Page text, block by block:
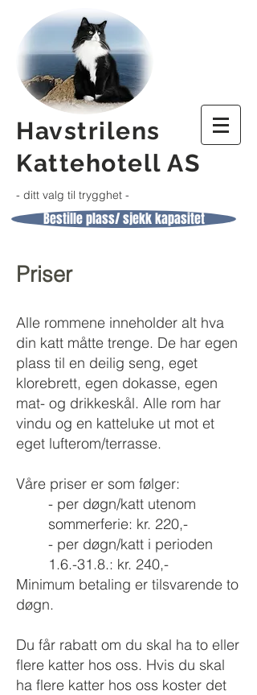
Havstrilens
Kattehotell AS
- ditt valg til trygghet -
Bestille plass/ sjekk kapasitet
Priser
Alle rommene inneholder alt hva
din katt måtte trenge. De har egen
plass til en deilig seng, eget
klorebrett, egen dokasse, egen
mat- og drikkeskål. Alle rom har
vindu og en katteluke ut mot et
eget lufterom/terrasse.
Våre priser er som følger:
- per døgn/katt utenom
sommerferie: kr. 220,-
- per døgn/katt i perioden
1.6.-31.8.: kr. 240,-
Minimum betaling er tilsvarende to
døgn.
Du får rabatt om du skal ha to eller
flere katter hos oss. Hvis du skal
ha flere katter hos oss koster det